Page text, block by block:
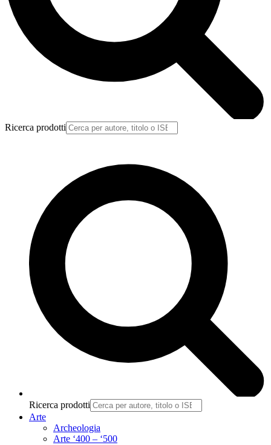
Ricerca prodotti
Ricerca prodotti
Arte
Archeologia
Arte ‘400 – ‘500